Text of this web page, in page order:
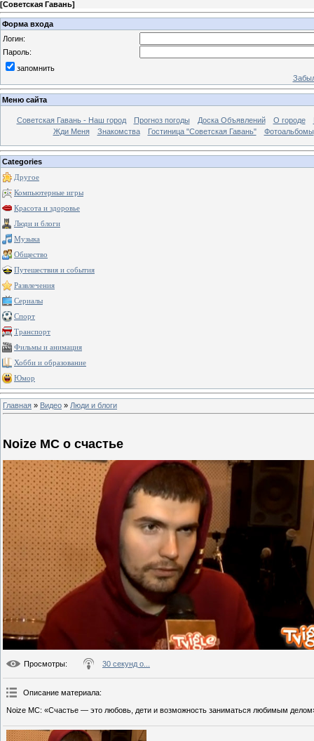
[Советская Гавань]
Форма входа
Логин:
Пароль:
запомнить
Меню сайта
Советская Гавань - Наш город Прогноз погоды Доска Объявлений О городе
Жди Меня
Знакомства Гостиница "Советская Гавань" Фотоальбомы
Categories
Другое
Компьютерные игры
Красота и здоровье
Люди и блоги
Музыка
Общество
Путешествия и события
Развлечения
Сериалы
Спорт
Транспорт
Фильмы и анимация
Хобби и образование
Юмор
Главная » Видео » Люди и блоги
Noize MC о счастье
Просмотры: 30 секунд о...
Описание материала:
Noize MC: «Счастье — это любовь, дети и возможность заниматься любимым